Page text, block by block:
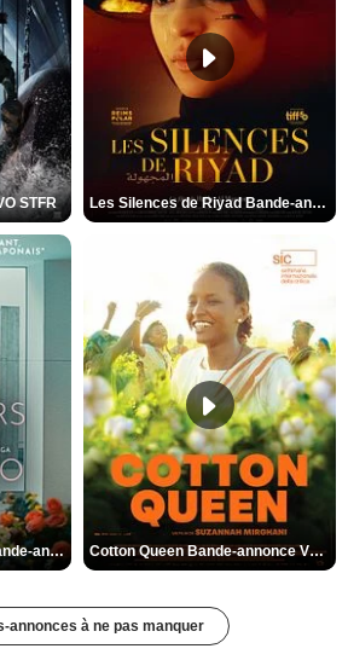
STFR Les Silences de Riyad Bande-annonce VO STFR
Des Fleurs pour Tokyo Bande-annonce VO STFR Cotton Queen Bande-annonce VO STFR
annonces à ne pas manquer